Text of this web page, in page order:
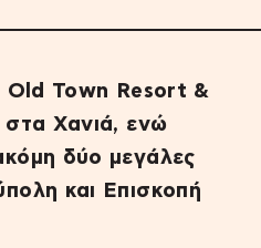
Old Town Resort &
στα Χανιά, ενώ
δύο μεγάλες
και Επισκοπή